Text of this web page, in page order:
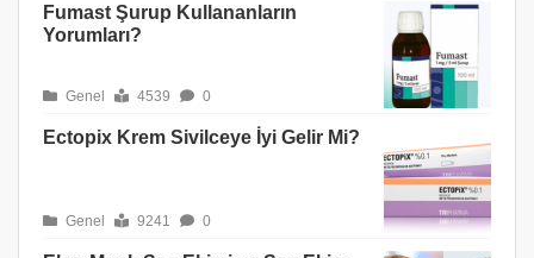
Fumast Şurup Kullananların
Yorumları?
Genel 4539 0
Ectopix Krem Sivilceye İyi Gelir Mi?
Genel 9241 0